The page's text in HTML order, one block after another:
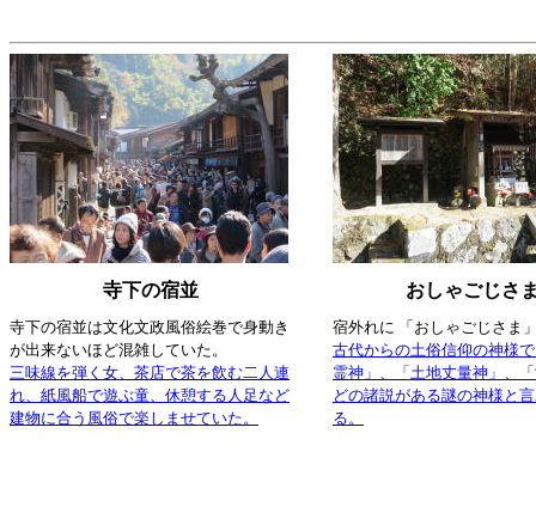
寺下の宿並 おしゃごじさ
寺下の宿並は文化文政風俗絵巻で身動き
が出来ないほど混雑していた。
三味線を弾く女、茶店で茶を飲む二人連
れ、紙風船で遊ぶ童、休憩する人足など
建物に合う風俗で楽しませていた。
宿外れに 「おしゃごじさま
古代からの土俗信仰の神様
霊神」、「土地丈量神」、
どの諸説がある謎の神様と
る。